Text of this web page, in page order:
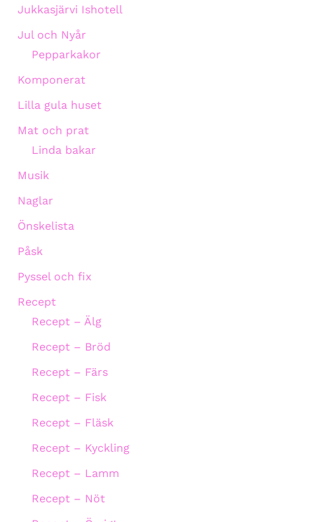
Jukkasjärvi Ishotell
Jul och Nyår
Pepparkakor
Komponerat
Lilla gula huset
Mat och prat
Linda bakar
Musik
Naglar
Önskelista
Påsk
Pyssel och fix
Recept
Recept – Älg
Recept – Bröd
Recept – Färs
Recept – Fisk
Recept – Fläsk
Recept – Kyckling
Recept – Lamm
Recept – Nöt